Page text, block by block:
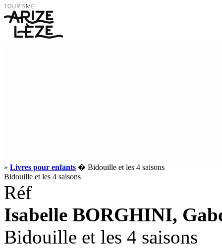
» Livres pour enfants � Bidouille et les 4 saisons
Bidouille et les 4 saisons
Réf
Isabelle BORGHINI,
Bidouille et les 4 saisons